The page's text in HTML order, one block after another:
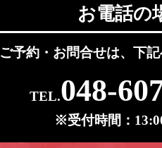
お電話の
ご予約・お問合せは、下記
TEL.048-
※受付時間：